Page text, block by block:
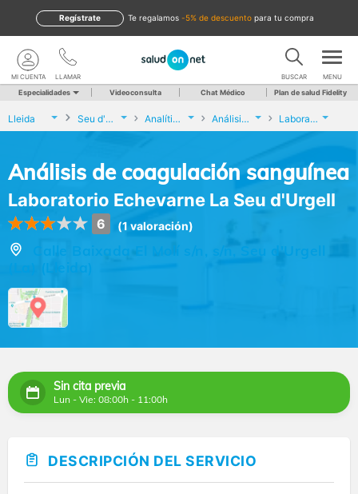
te regalamos -5% de descuento para tu compra
Regístrate
LLAMAR
MI CUENTA BUSCAR MENU
Especialidades Videoconsulta Chat Médico Plan de salud Fidelity
Lleida Seu d'Urgell (La) Analíticas y Genética Análisis de coagulación sanguínea Laboratorio Echevarne La Seu d'Urgell
Análisis de coagulación sanguínea
Laboratorio Echevarne La Seu d'Urgell
6 (1 valoración)
Calle Baixada El Molí s/n, s/n, Seu d'Urgell
(La) (Lleida)
Sin cita previa
Lun - Vie: 08:00h - 11:00h
DESCRIPCIÓN DEL SERVICIO